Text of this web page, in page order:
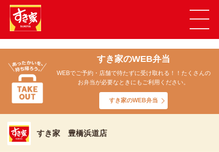
すき家のWEB弁当
WEBでご予約・店舗で待たずに受け取れる！！たくさんの
お弁当が必要なときにもご利用ください。
すき家のWEB弁当
すき家 豊橋浜道店